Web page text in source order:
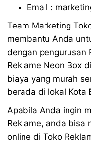
Email :
Team Marketing
membantu Anda
dengan pengurusan
Reklame Neon Box di
biaya yang murah
berada di lokal Kota
Apabila Anda ingin
Reklame, anda bisa
online di Toko